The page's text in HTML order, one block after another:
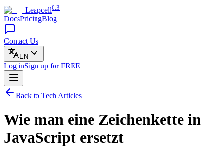
Leapcell0.3
DocsPricingBlog
Contact Us
EN
Log inSign up for FREE
Back to Tech Articles
Wie man eine Zeichenkette in
JavaScript ersetzt